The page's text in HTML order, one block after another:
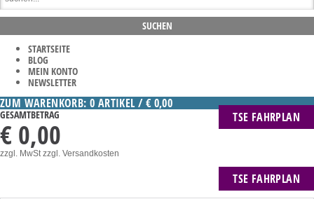
STARTSEITE
BLOG
MEIN KONTO
NEWSLETTER
TSE FAHRPLAN
ZUM WARENKORB: 0 ARTIKEL / € 0,00
GESAMTBETRAG
€ 0,00
zzgl. MwStzzgl. Versandkosten
TSE FAHRPLAN